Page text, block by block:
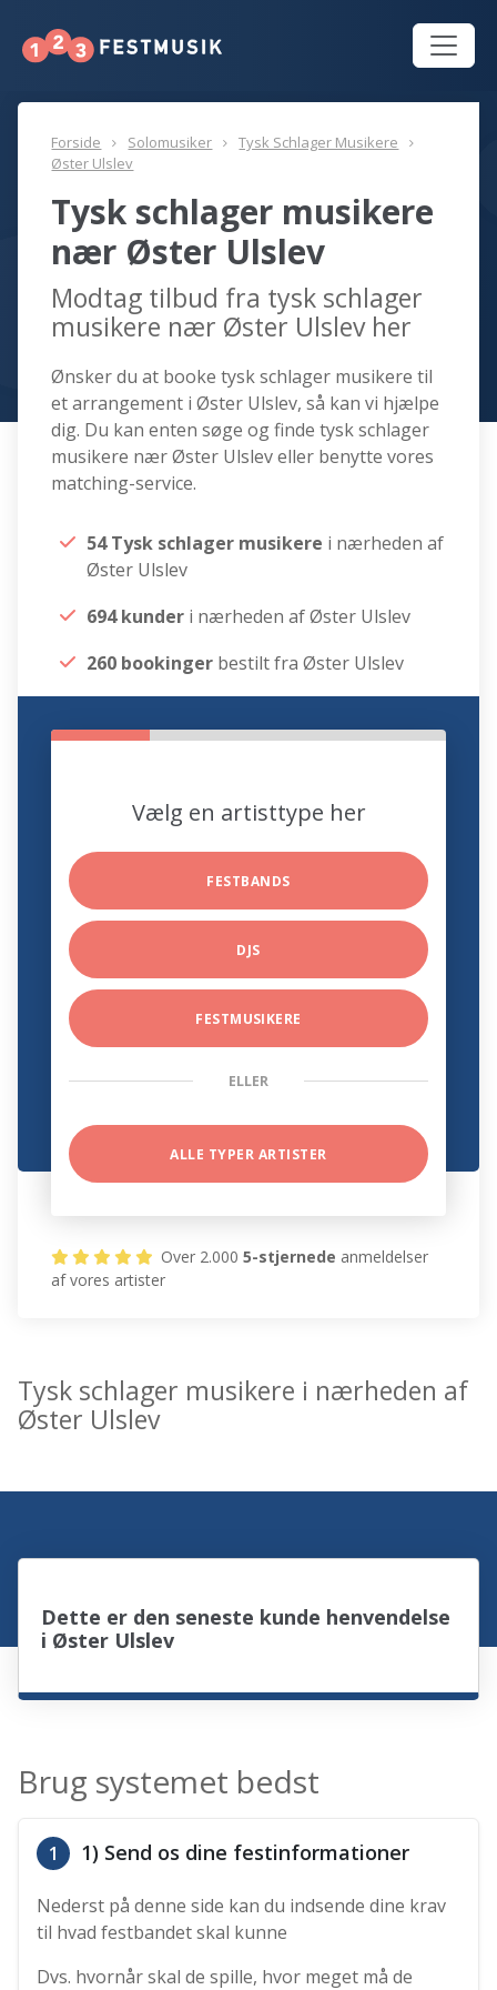
Forside Solomusiker
Tysk Schlager Musikere
Øster Ulslev
Tysk schlager musikere
nær Øster Ulslev
Modtag tilbud fra tysk schlager
musikere nær Øster Ulslev her
Ønsker du at booke tysk schlager musikere til
et arrangement i Øster Ulslev, så kan vi hjælpe
dig. Du kan enten søge og finde tysk schlager
musikere nær Øster Ulslev eller benytte vores
matching-service.
54 Tysk schlager musikere i nærheden af
Øster Ulslev
694 kunder i nærheden af Øster Ulslev
260 bookinger bestilt fra Øster Ulslev
Vælg en artisttype her
FESTBANDS
DJS
FESTMUSIKERE
ELLER
ALLE TYPER ARTISTER
Over 2.0005-stjernede anmeldelser
af vores artister
Tysk schlager musikere i nærheden af
Øster Ulslev
Dette er den seneste kunde henvendelse
i Øster Ulslev
Brug systemet bedst
1 1) Send os dine festinformationer
Nederst på denne side kan du indsende dine krav
til hvad festbandet skal kunne
Dvs. hvornår skal de spille, hvor meget må de